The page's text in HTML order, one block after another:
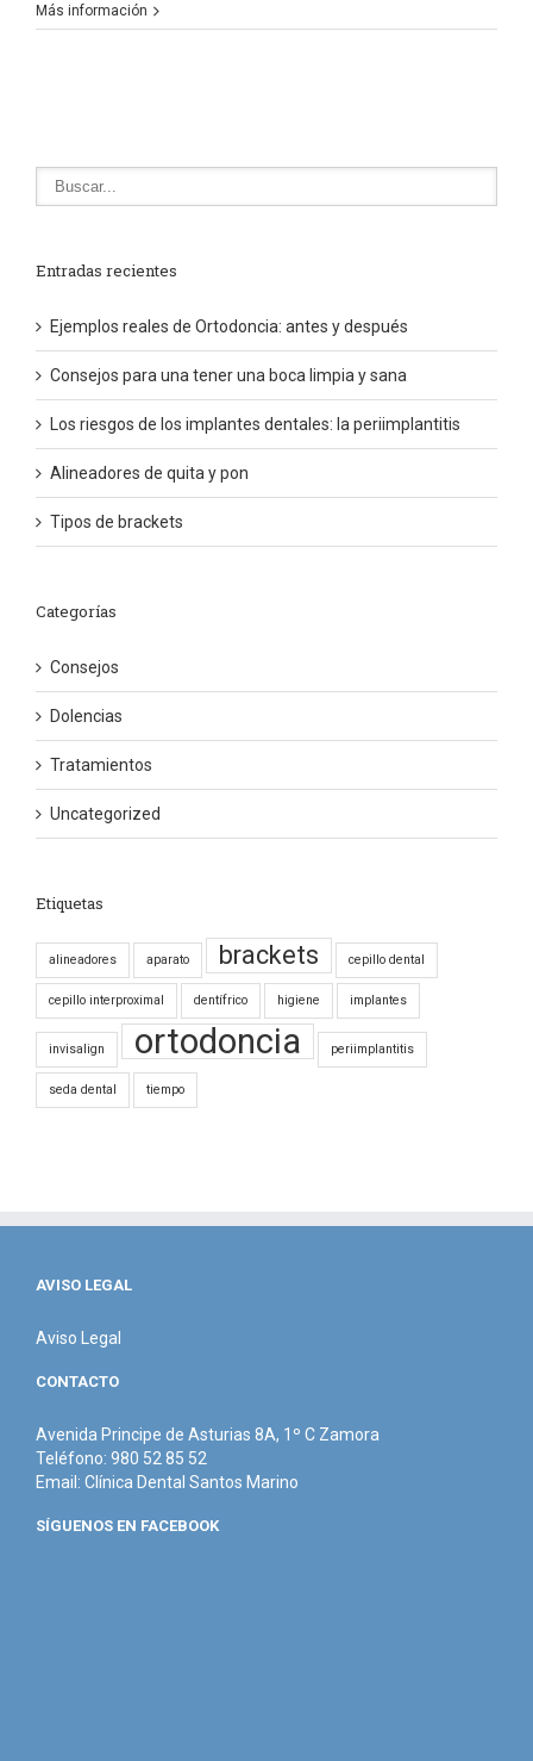
Más información
Entradas recientes
Ejemplos reales de Ortodoncia: antes y después
Consejos para una tener una boca limpia y sana
Los riesgos de los implantes dentales: la periimplantitis
Alineadores de quita y pon
Tipos de brackets
Categorías
Consejos
Dolencias
Tratamientos
Uncategorized
Etiquetas
alineadores aparato brackets cepillo dental
cepillo interproximal dentífrico higiene implantes
invisalign ortodoncia periimplantitis
seda dental tiempo
AVISO LEGAL
Aviso Legal
CONTACTO
Avenida Principe de Asturias 8A, 1º C Zamora
Teléfono: 980 52 85 52
Email: Clínica Dental Santos Marino
SÍGUENOS EN FACEBOOK